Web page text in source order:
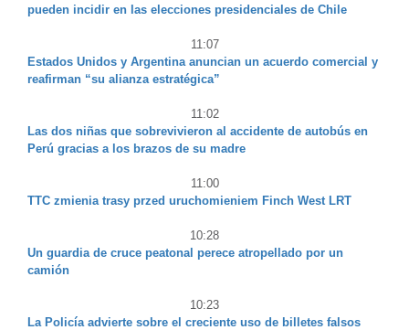
pueden incidir en las elecciones presidenciales de Chile
11:07
Estados Unidos y Argentina anuncian un acuerdo comercial y
reafirman “su alianza estratégica”
11:02
Las dos niñas que sobrevivieron al accidente de autobús en
Perú gracias a los brazos de su madre
11:00
TTC zmienia trasy przed uruchomieniem Finch West LRT
10:28
Un guardia de cruce peatonal perece atropellado por un
camión
10:23
La Policía advierte sobre el creciente uso de billetes falsos